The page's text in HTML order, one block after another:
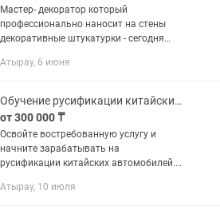
Мастер- декоратор который
профессионально наносит на стены
декоративные штукатурки - сегодня
ищите дополнительный заработок -
Атырау, 6 июня
Обучение русификации китайских авто
от 300 000 ₸
Освойте востребованную услугу и
начните зарабатывать на
русификации китайских автомобилей.
дополнительный доход или
Атырау, 10 июля